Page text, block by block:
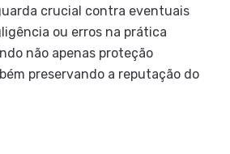
crucial contra eventuais
ou erros na prática
não apenas proteção
preservando a reputação do